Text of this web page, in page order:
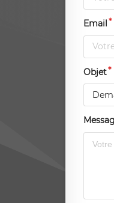
Email
Objet